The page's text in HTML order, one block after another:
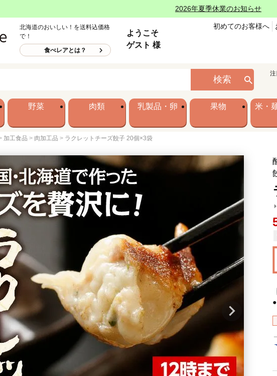
2026年夏季休業のお知らせ
北海道のおいしい！を送料込価格
で！
食べレアとは？
ようこそ
ゲスト 様
初めてのお客様へ
検索
注
野菜 肉類 乳製品・卵 果物 米・
加工食品 肉加工品 ラクレットチーズ餃子 20個×3袋